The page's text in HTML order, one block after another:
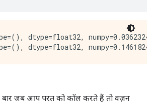
dtype=float32,
जब आप परत को कॉल करते हैं तो वज़न